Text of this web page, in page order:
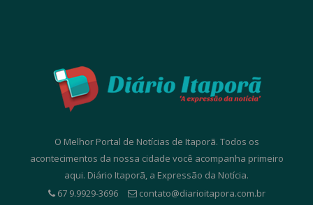
O Melhor Portal de Notícias de Itaporã. Todos os
acontecimentos da nossa cidade você acompanha primeiro
aqui. Diário Itaporã, a Expressão da Notícia.
67 9.9929-3696
contato@diarioitapora.com.br